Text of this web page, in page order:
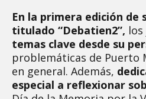
En la primera edición de
titulado “Debatien2”,
temas clave desde su
problemáticas de Puerto
en general. Además,
especial a reflexionar